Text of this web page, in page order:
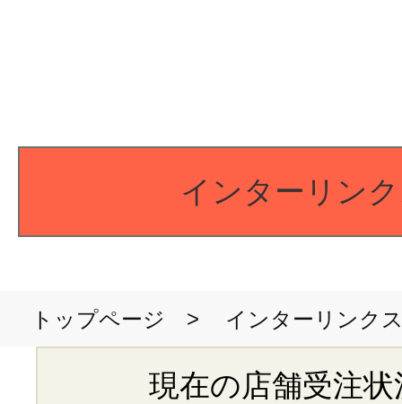
インターリン
トップページ > インターリンク
現在の店舗受注状